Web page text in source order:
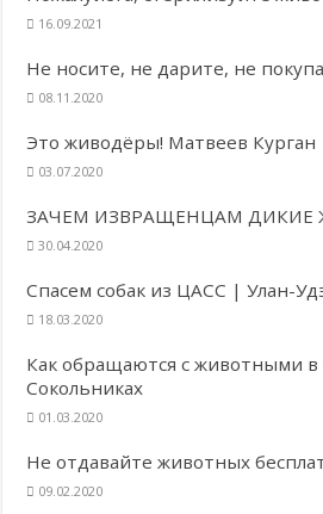
16.09.2021
Не носите, не дарите, не
08.11.2020
Это живодёры! Матвеев Курган
03.07.2020
ЗАЧЕМ ИЗВРАЩЕНЦАМ ДИКИЕ
30.04.2020
Спасем собак из ЦАСС | Улан-
18.03.2020
Как обращаются с животными
Сокольниках
01.03.2020
Не отдавайте животных
09.02.2020